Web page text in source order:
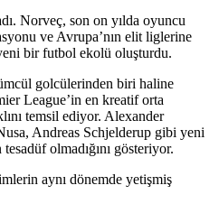
Norveç, son on yılda oyuncu
ve Avrupa’nın elit liglerine
bir futbol ekolü oluşturdu.
golcülerinden biri haline
League’in en kreatif orta
temsil ediyor. Alexander
Andreas Schjelderup gibi yeni
olmadığını gösteriyor.
aynı dönemde yetişmiş